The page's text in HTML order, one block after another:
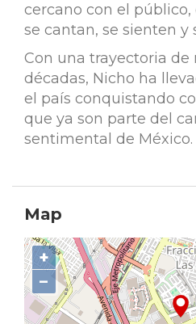
cercano con el
se cantan, se sienten y
Con una trayectoria de
décadas, Nicho ha
el país conquistando
que ya son parte del
sentimental de México.
Map
+
−